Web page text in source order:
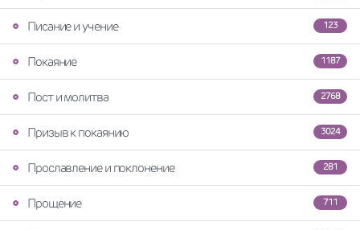
123
Писание и учение
1187
Покаяние
2768
Пост и молитва
3024
Призыв к покаянию
281
Прославление и поклонение
711
Прощение